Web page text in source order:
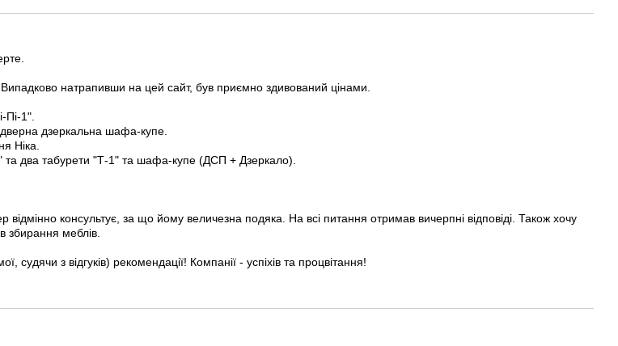
натрапивши на цей сайт, був приємно здивований цінами.
Пі-1".
дзеркальна шафа-купе.
Ніка.
та два табурети "Т-1" та шафа-купе (ДСП + Дзеркало).
відмінно консультує, за що йому величезна подяка. На всі питання отримав вичерпні відповіді. Також хочу
збирання меблів.
судячи з відгуків) рекомендації! Компанії - успіхів та процвітання!